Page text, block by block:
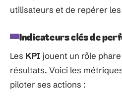
utilisateurs et de repérer
Indicateurs clés de
Les KPI jouent un rôle phare
résultats. Voici les
piloter ses actions :